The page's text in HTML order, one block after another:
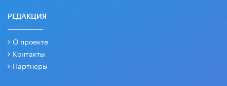
РЕДАКЦИЯ
О проекте
Контакты
Партнеры